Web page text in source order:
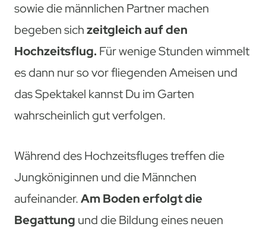
sowie die männlichen Partner machen
begeben sichzeitgleich auf den
Hochzeitsflug. Für wenige Stunden wimmelt
es dann nur so vor fliegenden Ameisen und
das Spektakel kannst Du im Garten
wahrscheinlich gut verfolgen.
Während des Hochzeitsfluges treffen die
Jungköniginnen und die Männchen
aufeinander.Am Boden erfolgt die
Begattung und die Bildung eines neuen